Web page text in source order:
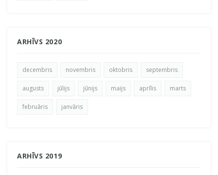
ARHĪVS 2020
decembris novembris oktobris septembris
augusts jūlijs jūnijs maijs aprīlis marts
februāris janvāris
ARHĪVS 2019